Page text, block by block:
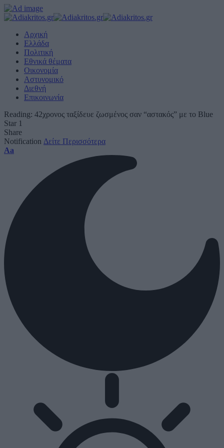
Αρχική
Ελλάδα
Πολιτική
Εθνικά θέματα
Οικονομία
Αστυνομικό
Διεθνή
Επικοινωνία
Reading: 42χρονος ταξίδευε ζωσμένος σαν “αστακός” με το Blue
Star 1
Share
Notification Δείτε Περισσότερα
Font
Aa